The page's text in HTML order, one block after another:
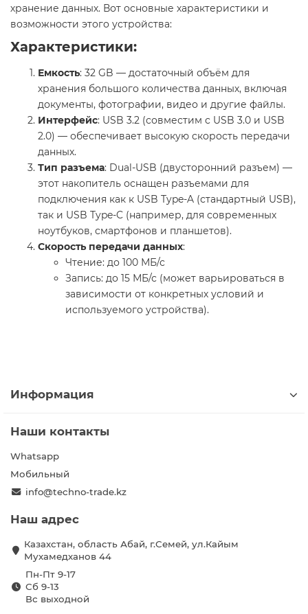
хранение данных. Вот основные характеристики и
возможности этого устройства:
Характеристики:
Емкость: 32 GB — достаточный объём для
хранения большого количества данных, включая
документы, фотографии, видео и другие файлы.
Интерфейс: USB 3.2 (совместим с USB 3.0 и USB
2.0) — обеспечивает высокую скорость передачи
данных.
Тип разъема: Dual-USB (двусторонний разъем) —
этот накопитель оснащен разъемами для
подключения как к USB Type-A (стандартный USB),
так и USB Type-C (например, для современных
ноутбуков, смартфонов и планшетов).
Скорость передачи данных:
Чтение: до 100 МБ/с
Запись: до 15 МБ/с (может варьироваться в
зависимости от конкретных условий и
используемого устройства).
Информация
Наши контакты
Whatsapp
Мобильный
info@techno-trade.kz
Наш адрес
Казахстан, область Абай, г.Семей, ул.Кайым
Мухамедханов 44
Пн-Пт 9-17
Сб 9-13
Вс выходной